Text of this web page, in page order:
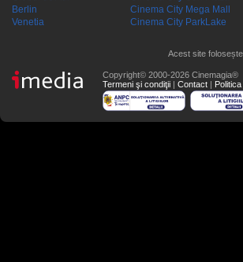
Berlin
Venetia
Cinema City Mega Mall
Cinema City ParkLake
Acest site
Copyright© 2000-2026 Cinemagia®
Termeni şi condiţii | Contact |